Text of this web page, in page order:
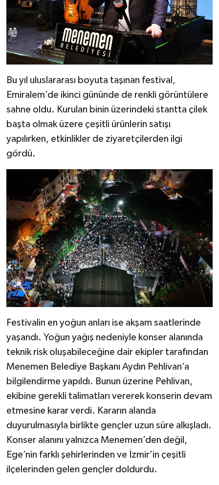
Bu yıl uluslararası boyuta taşınan festival,
Emiralem’de ikinci gününde de renkli görüntülere
sahne oldu. Kurulan binin üzerindeki stantta çilek
başta olmak üzere çeşitli ürünlerin satışı
yapılırken, etkinlikler de ziyaretçilerden ilgi
gördü.
Festivalin en yoğun anları ise akşam saatlerinde
yaşandı. Yoğun yağış nedeniyle konser alanında
teknik risk oluşabileceğine dair ekipler tarafından
Menemen Belediye Başkanı Aydın Pehlivan’a
bilgilendirme yapıldı. Bunun üzerine Pehlivan,
ekibine gerekli talimatları vererek konserin devam
etmesine karar verdi. Kararın alanda
duyurulmasıyla birlikte gençler uzun süre alkışladı.
Konser alanını yalnızca Menemen’den değil,
Ege’nin farklı şehirlerinden ve İzmir’in çeşitli
ilçelerinden gelen gençler doldurdu.